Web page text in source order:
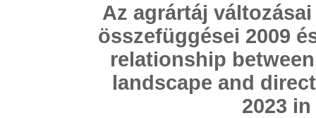
Az agrártáj
összefüggései 2009
relationship
landscape and
2023